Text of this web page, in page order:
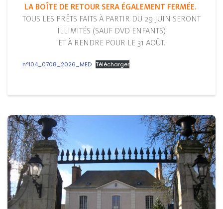
LA BOÎTE DE RETOUR SERA ÉGALEMENT FERMÉE.
TOUS LES PRÊTS FAITS À PARTIR DU 29 JUIN SERONT
ILLIMITÉS (SAUF DVD ENFANTS)
ET À RENDRE POUR LE 31 AOÛT.
n°104_0708_2026_MED Télécharger